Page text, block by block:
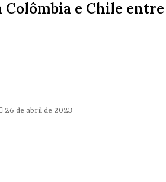
e Chile entre
26 de abril de 2023